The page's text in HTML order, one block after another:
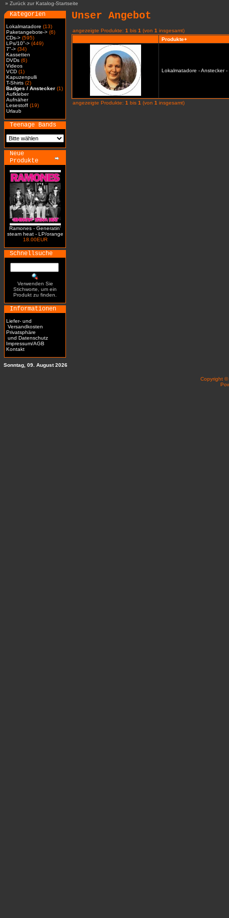
» Zurück zur Katalog-Startseite
Kategorien
Lokalmatadore (13)
Paketangebote-> (6)
CDs-> (595)
LPs/10"-> (449)
7"-> (34)
Kassetten
DVDs (6)
Videos
VCD (1)
Kapuzenpulli
T-Shirts (2)
Badges / Anstecker (1)
Aufkleber
Aufnäher
Lesestoff (19)
Urlaub
Teenage Bands
Neue
Produkte
Ramones - Generatin'
steam heat - LP/orange
18.00EUR
Schnellsuche
Verwenden Sie
Stichworte, um ein
Produkt zu finden.
Informationen
Liefer- und
Versandkosten
Privatsphäre
und Datenschutz
Impressum/AGB
Kontakt
Unser Angebot
angezeigte Produkte: 1 bis 1 (von 1 insgesamt)
Produkte+
Lokalmatadore - Anstecker -
angezeigte Produkte: 1 bis 1 (von 1 insgesamt)
Sonntag, 09. August 2026
Copyright